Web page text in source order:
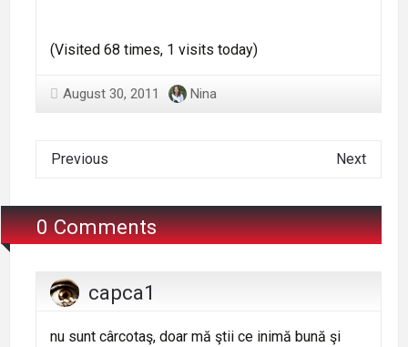
(Visited 68 times, 1 visits today)
August 30, 2011 Nina
Previous Next
0 Comments
capca1
nu sunt cârcotaş, doar mă ştii ce inimă bună şi